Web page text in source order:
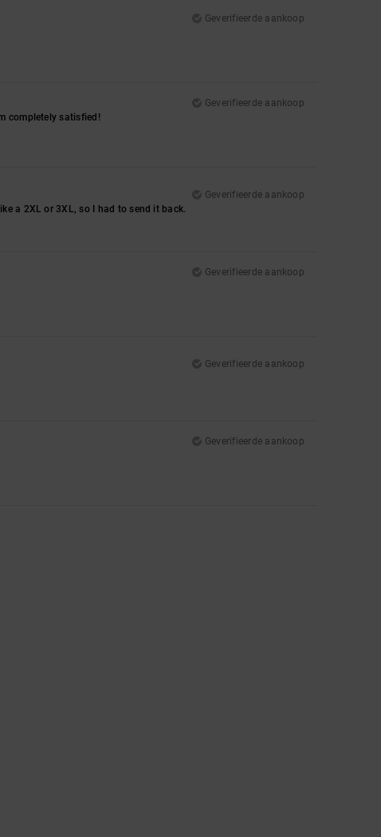
Geverifieerde aankoop
Geverifieerde aankoop
completely satisfied!
Geverifieerde aankoop
a 2XL or 3XL, so I had to send it back.
Geverifieerde aankoop
Geverifieerde aankoop
Geverifieerde aankoop